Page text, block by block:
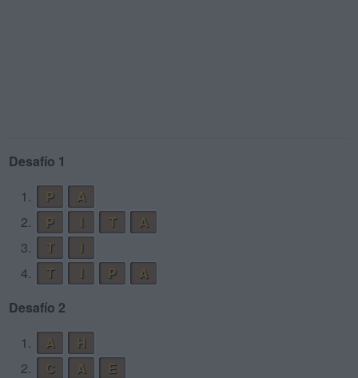
Desafío 1
1.
P
A
2.
P T
A
3.
T
4.
T P
A
Desafío 2
1.
A
H
2.
C A
E